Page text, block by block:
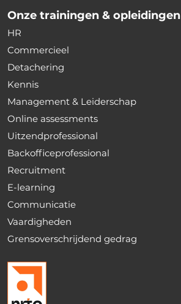
Onze trainingen & opleidingen
HR
Commercieel
Detachering
Kennis
Management & Leiderschap
Online assessments
Uitzendprofessional
Backofficeprofessional
Recruitment
E-learning
Communicatie
Vaardigheden
Grensoverschrijdend gedrag